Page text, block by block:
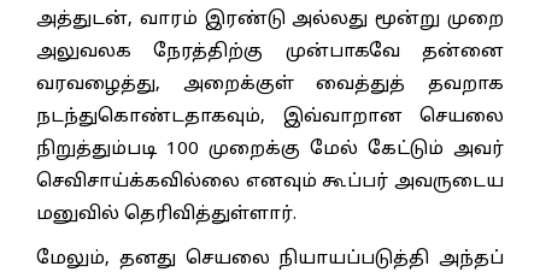
அத்துடன், வாரம் இரண்டு அல்லது மூன்று முறை
அலுவலக நேரத்திற்கு முன்பாகவே தன்னை
வரவழைத்து, அறைக்குள் வைத்துத் தவறாக
நடந்துகொண்டதாகவும், இவ்வாறான செயலை
நிறுத்தும்படி 100 முறைக்கு மேல் கேட்டும் அவர்
செவிசாய்க்கவில்லை எனவும் கூப்பர் அவருடைய
மனுவில் தெரிவித்துள்ளார்.
மேலும், தனது செயலை நியாயப்படுத்தி அந்தப்